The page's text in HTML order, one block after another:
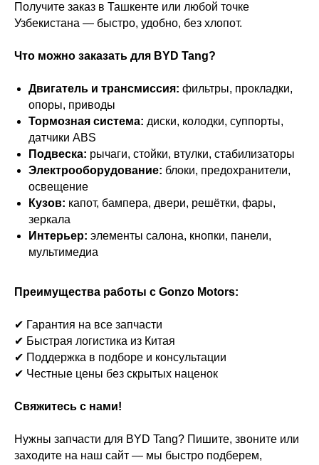
Получите заказ в Ташкенте или любой точке
Узбекистана — быстро, удобно, без хлопот.
Что можно заказать для BYD Tang?
Двигатель и трансмиссия: фильтры, прокладки,
опоры, приводы
Тормозная система: диски, колодки, суппорты,
датчики ABS
Подвеска: рычаги, стойки, втулки, стабилизаторы
Электрооборудование: блоки, предохранители,
освещение
Кузов: капот, бампера, двери, решётки, фары,
зеркала
Интерьер: элементы салона, кнопки, панели,
мультимедиа
Преимущества работы с Gonzo Motors:
✔ Гарантия на все запчасти
✔ Быстрая логистика из Китая
✔ Поддержка в подборе и консультации
✔ Честные цены без скрытых наценок
Свяжитесь с нами!
Нужны запчасти для BYD Tang? Пишите, звоните или
заходите на наш сайт — мы быстро подберем,